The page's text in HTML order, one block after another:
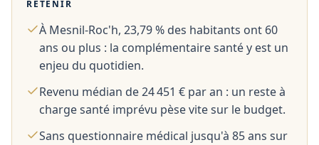
RETENIR
À Mesnil-Roc'h, 23,79 % des habitants ont 60
ans ou plus : la complémentaire santé y est un
enjeu du quotidien.
Revenu médian de 24 451 € par an : un reste à
charge santé imprévu pèse vite sur le budget.
Sans questionnaire médical jusqu'à 85 ans sur